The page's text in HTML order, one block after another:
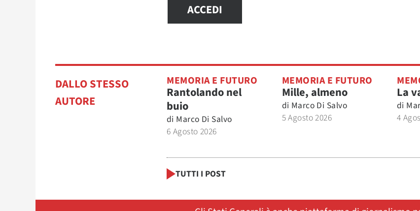
ACCEDI
DALLO STESSO
AUTORE
MEMORIA E FUTURO
Rantolando nel
buio
di Marco Di Salvo
6 Agosto 2026
MEMORIA E FUTURO
Mille, almeno
di Marco Di Salvo
5 Agosto 2026
La
di
4
TUTTI I POST